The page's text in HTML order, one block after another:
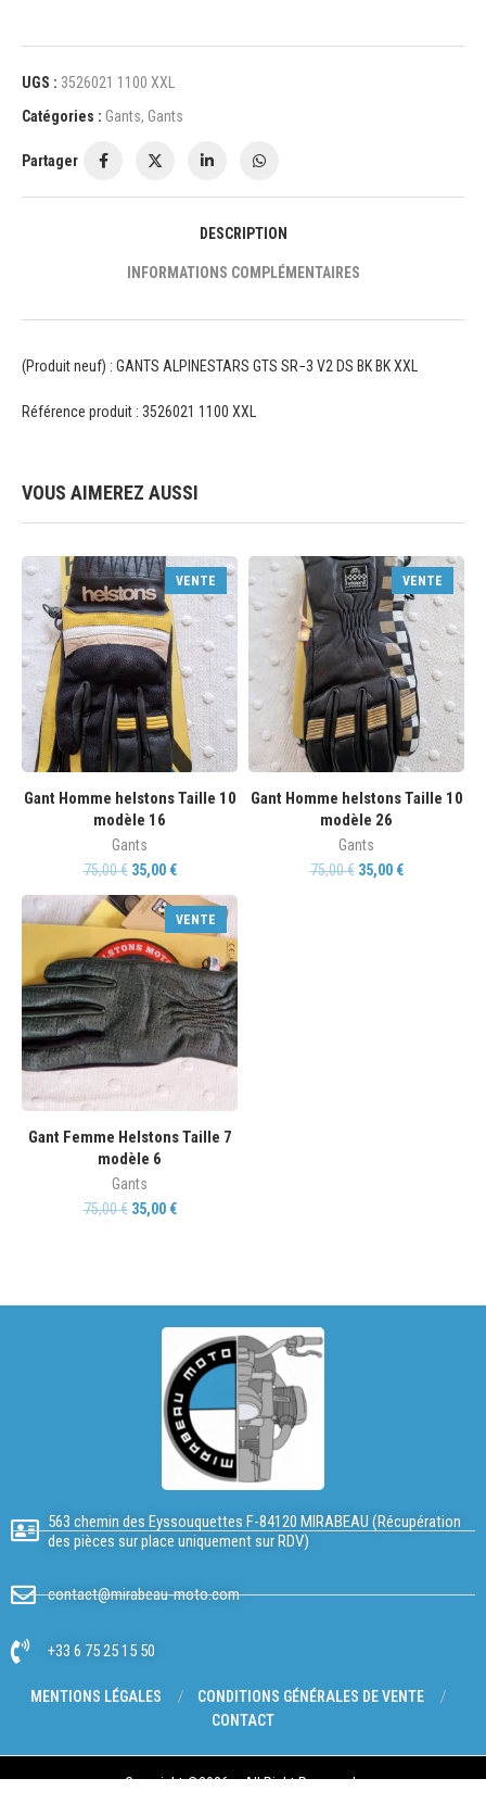
UGS : 3526021 1100 XXL
Catégories : Gants, Gants
Partager
DESCRIPTION
INFORMATIONS COMPLÉMENTAIRES
(Produit neuf) : GANTS ALPINESTARS GTS SR−3 V2 DS BK BK XXL
Référence produit : 3526021 1100 XXL
VOUS AIMEREZ AUSSI
VENTE
Gant Homme helstons Taille 10
modèle 16
Gants
75,00€ 35,00 €
VENTE
Gant Homme helstons Taille 10
modèle 26
Gants
75,00€ 35,00 €
VENTE
Gant Femme Helstons Taille 7
modèle 6
Gants
75,00€ 35,00 €
563 chemin des Eyssouquettes F-84120 MIRABEAU (Récupération
des pièces sur place uniquement sur RDV)
contact@mirabeau-moto.com
+33 6 75 25 15 50
MENTIONS LÉGALES
CONDITIONS GÉNÉRALES DE VENTE
CONTACT
Copyright @2026 – All Right Reserved.